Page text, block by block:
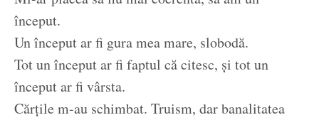
început.
Un început ar fi gura mea mare, slobodă.
Tot un început ar fi faptul că citesc, și tot un
început ar fi vârsta.
Cărțile m-au schimbat. Truism, dar banalitatea